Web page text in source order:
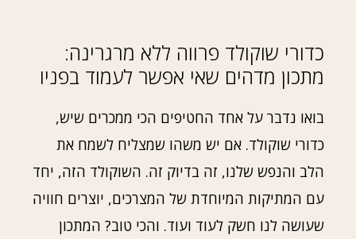
כדורי שוקולד פרווה ללא מרגרינה:
מתכון מדהים שאי אפשר לעמוד בפניו
בואו נדבר על אחד החטיפים הכי ממכרים שיש,
כדורי שוקולד. אם יש משהו שמצליח לשמח את
הלב והנפש שלנו, זה בדיוק זה. השוקולד הזה, יחד
עם המתיקות המיוחדת של המצרכים, יוצרים חוויה
שעושה לנו חשק לעוד ועוד. והכי טוב? המתכון